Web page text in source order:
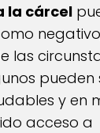
la cárcel
las
pueden
y en
acceso a